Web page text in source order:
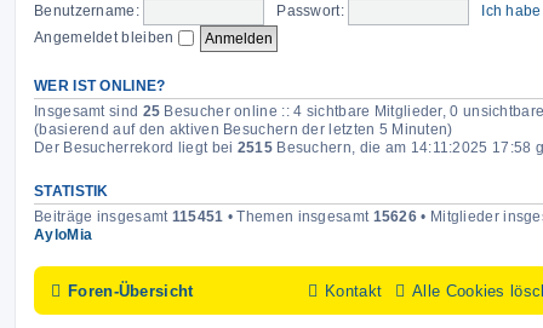
Benutzername: Passwort:
Ich
Angemeldet bleiben
WER IST ONLINE?
Insgesamt sind 25 Besucher online :: 4 sichtbare Mitglieder, 0
(basierend auf den aktiven Besuchern der letzten 5 Minuten)
Der Besucherrekord liegt bei 2515Besuchern, die am 14:11:2025 17:58
STATISTIK
Beiträge insgesamt 115451 • Themen insgesamt 15626 • Mitglieder
AyloMia
Foren-Übersicht Alle Cookies
Kontakt